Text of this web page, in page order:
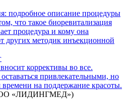
подробное описание процедуры
что такое биоревитализация
процедура и кому она
других методик инъекционной
коррективы во все.
привлекательными, но
на поддержание красоты.
«ЛИДИНГМЕД»)